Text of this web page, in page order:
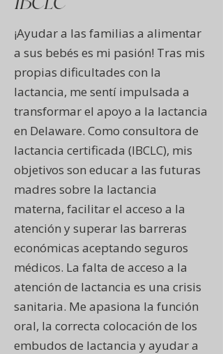
¡Ayudar a las familias a alimentar
a sus bebés es mi pasión! Tras mis
propias dificultades con la
lactancia, me sentí impulsada a
transformar el apoyo a la lactancia
en Delaware. Como consultora de
lactancia certificada (IBCLC), mis
objetivos son educar a las futuras
madres sobre la lactancia
materna, facilitar el acceso a la
atención y superar las barreras
económicas aceptando seguros
médicos. La falta de acceso a la
atención de lactancia es una crisis
sanitaria. Me apasiona la función
oral, la correcta colocación de los
embudos de lactancia y ayudar a